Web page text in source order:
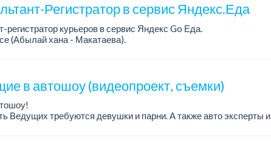
Регистратор в сервис Яндекс.Еда
регистратор курьеров в сервис Яндекс Go Еда.
(Абылай хана - Макатаева).
в автошоу (видеопроект, съемки)
Ведущих требуются девушки и парни. А также авто эксперты и